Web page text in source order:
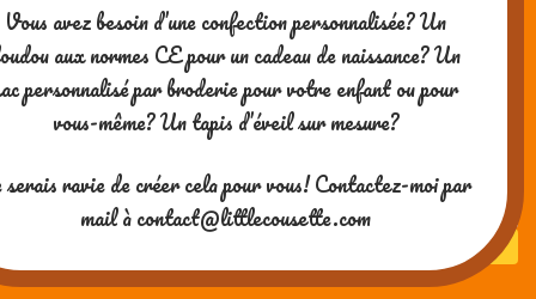
Vous avez besoin d’une confection personnalisée? Un
aux normes CE pour un cadeau de naissance? Un
personnalisé par broderie pour votre enfant ou pour
vous-même? Un tapis d’éveil sur mesure?
ravie de créer cela pour vous! Contactez-moi par
mail à contact@littlecousette.com